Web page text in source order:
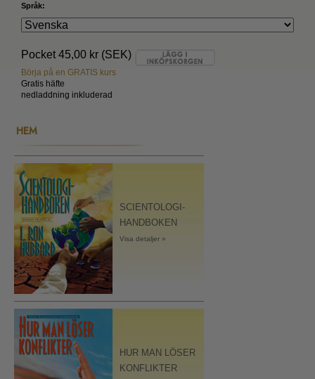
Språk:
Pocket 45,00 kr (SEK)
Börja på en GRATIS kurs
Gratis häfte
nedladdning inkluderad
HEM
SCIENTOLOGI-
HANDBOKEN
Visa detaljer »
HUR MAN LÖSER
KONFLIKTER